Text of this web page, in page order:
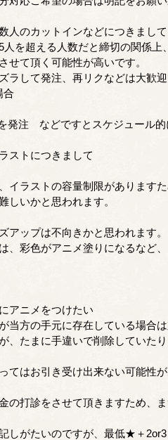
人のカットインなどにつきまして
を超える人数だと締切の関係上
せて頂く可能性が高いです。
ラして発注、再リクなどは大歓
合
発注 などですとスケジュール
ストにつきまして
イラストの容量制限があります
しいかと思われます。
アップは不向きかと思われます。
、彩色がアニメ塗りになるなど
アニメをつけたい
当方の手元に存在している場合
、たまに手違いで削除していた
てはお引き受け出来ない可能性
の打診をさせて頂きますため、
しがたいのですが、最低★＋